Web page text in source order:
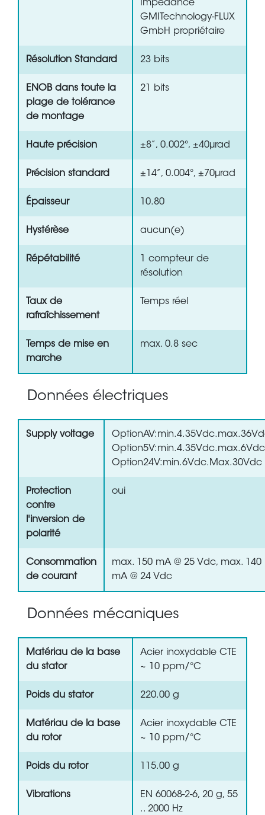
Impedance
GMITechnology-FLUX
GmbH propriétaire
Résolution Standard 23 bits
ENOB dans toute la
plage de tolérance
de montage
21 bits
Haute précision ±8”, 0.002°, ±40µrad
Précision standard ±14”, 0.004°, ±70µrad
Épaisseur 10.80
Hystérèse aucun(e)
Répétabilité
1 compteur de
résolution
Taux de
rafraîchissement
Temps réel
Temps de mise en
marche
max. 0.8 sec
Données électriques
Supply voltage
Option5V:min.4.35Vdc.max.6Vdc
Option24V:min.6Vdc.Max.30Vdc
Protection
contre
l'inversion de
polarité
oui
Consommation
de courant
max. 150 mA @ 25 Vdc, max. 140
mA @ 24 Vdc
Données mécaniques
Matériau de la base
du stator
Acier inoxydable CTE
~ 10 ppm/°C
Poids du stator 220.00 g
Matériau de la base
du rotor
Acier inoxydable CTE
~ 10 ppm/°C
Poids du rotor 115.00 g
Vibrations
EN 60068-2-6, 20 g, 55
.. 2000 Hz